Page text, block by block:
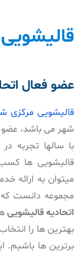
عضو فعال
قالیشویی مرکزی
شهر می باشد، عضو
با سالها تجربه
قالیشویی ها کسب
میتوان به ارائه
مجموعه دانست که
اتحادیه قالیشویی
بهترین ها را
برترین ها باشیم.